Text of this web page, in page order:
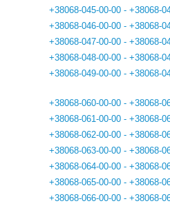
+38068-045-00-00 - +38068-
+38068-046-00-00 - +38068-
+38068-047-00-00 - +38068-
+38068-048-00-00 - +38068-
+38068-049-00-00 - +38068-
+38068-060-00-00 - +38068-
+38068-061-00-00 - +38068-
+38068-062-00-00 - +38068-
+38068-063-00-00 - +38068-
+38068-064-00-00 - +38068-
+38068-065-00-00 - +38068-
+38068-066-00-00 - +38068-